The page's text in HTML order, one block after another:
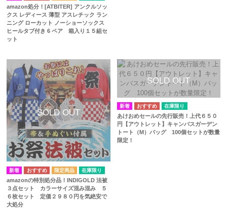
amazon処分！[ATBITER] アンクルソッ
クス レディース 薄型 アスレチック ラン
ニング ローカット ノーショーソックス
ヒールタブ付き 6 ペア 箱入り１５組セ
ット
在庫限り
amazonの特別処分品！INDIGOLD 法被
３点セット カラーサイズ混み混み ５
６枚セット 定価２９８０円を気絶安で
大処分
在庫限り
あけおめセールの先行販売！上代６５０
円【アウトレット】キャンバスガーデン
トート（M）バッグ 100個セットが数量
限定！